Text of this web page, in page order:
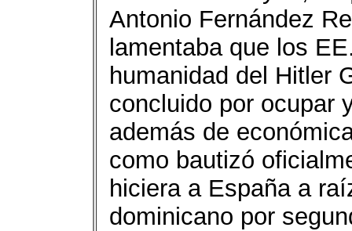
Antonio Fernández
lamentaba que los
humanidad del Hitler
concluido por ocupar
además de
como bautizó
hiciera a España a
dominicano por